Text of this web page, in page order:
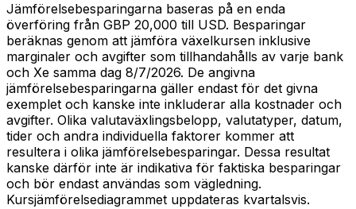
Jämförelsebesparingarna baseras på en enda
överföring från GBP 20,000 till USD. Besparingar
beräknas genom att jämföra växelkursen inklusive
marginaler och avgifter som tillhandahålls av varje bank
och Xe samma dag 8/7/2026. De angivna
jämförelsebesparingarna gäller endast för det givna
exemplet och kanske inte inkluderar alla kostnader och
avgifter. Olika valutaväxlingsbelopp, valutatyper, datum,
tider och andra individuella faktorer kommer att
resultera i olika jämförelsebesparingar. Dessa resultat
kanske därför inte är indikativa för faktiska besparingar
och bör endast användas som vägledning.
Kursjämförelsediagrammet uppdateras kvartalsvis.